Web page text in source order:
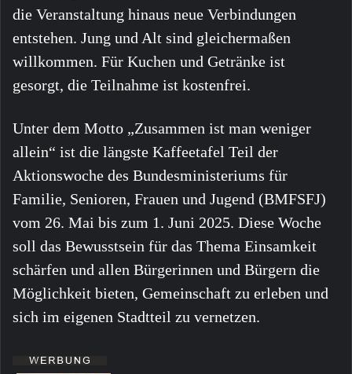
die Veranstaltung hinaus neue Verbindungen
entstehen. Jung und Alt sind gleichermaßen
willkommen. Für Kuchen und Getränke ist
gesorgt, die Teilnahme ist kostenfrei.
Unter dem Motto „Zusammen ist man weniger
allein“ ist die längste Kaffeetafel Teil der
Aktionswoche des Bundesministeriums für
Familie, Senioren, Frauen und Jugend (BMFSFJ)
vom 26. Mai bis zum 1. Juni 2025. Diese Woche
soll das Bewusstsein für das Thema Einsamkeit
schärfen und allen Bürgerinnen und Bürgern die
Möglichkeit bieten, Gemeinschaft zu erleben und
sich im eigenen Stadtteil zu vernetzen.